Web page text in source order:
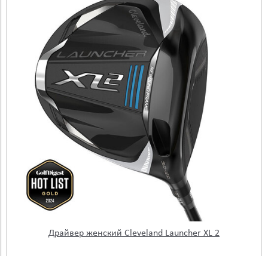
Драйвер женский Cleveland Launcher XL 2